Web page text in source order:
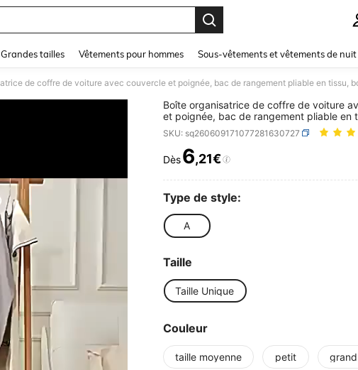
Grandes tailles Vêtements pour hommes Sous-vêtements et vêtements de nuit
Boîte organisatrice de coffre de voiture
et poignée, bac de rangement pliable en
rangement multifonction pour voiture,
SKU: sq260609171077281630727
PRICE AND
Dès6,21€
Type de style:
A
Taille
Taille Unique
Couleur
taille moyenne petit grand